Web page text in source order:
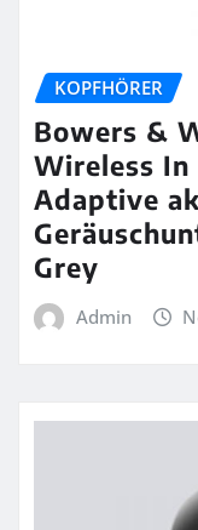
KOPFHÖRER
Bowers &
Wireless
Adaptive
Grey
Admin